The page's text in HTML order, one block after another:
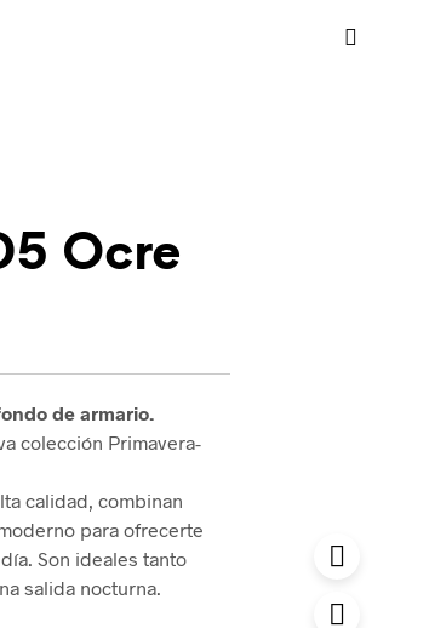
Ocre
de armario.
colección Primavera-
calidad, combinan
para ofrecerte
Son ideales tanto
salida nocturna.